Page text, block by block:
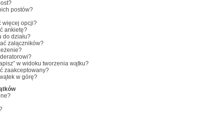
postów?
więcej opcji?
ankietę?
do działu?
załączników?
w widoku tworzenia wątku?
zaakceptowany?
w górę?